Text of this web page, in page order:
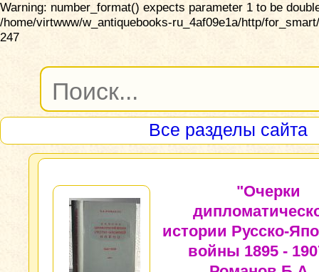
Warning: number_format() expects parameter 1 to be
/home/virtwww/w_antiquebooks-ru_4af09e1a/http/
247
Все разделы сайта
"Очерки
истории Русско-
войны 1895 -